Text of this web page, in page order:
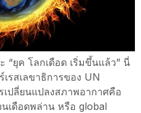
“ยุค โลกเดือด เริ่มขึ้นแล้ว” นี่
รสเลขาธิการของ UN
เปลี่ยนแปลงสภาพอากาศคือ
เดือดพล่าน หรือ global